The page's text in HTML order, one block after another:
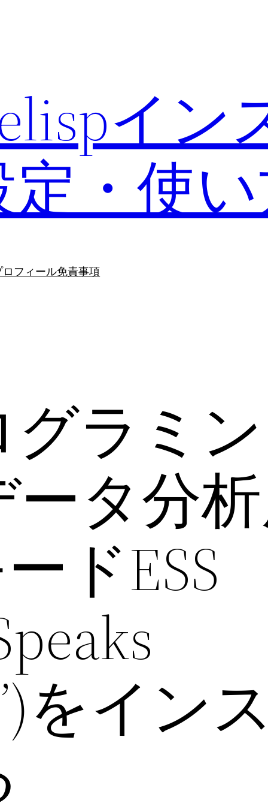
イン
・使
ロフィール免責事項
ラミ
タ分
ドESS
をイン